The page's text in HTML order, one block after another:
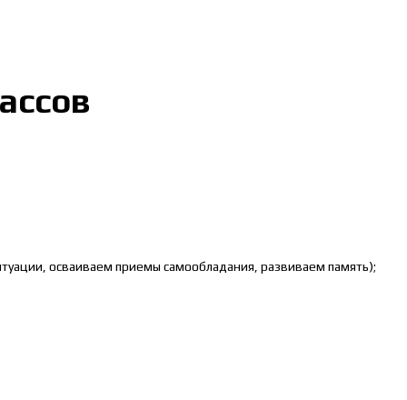
осваиваем приемы самообладания, развиваем память);